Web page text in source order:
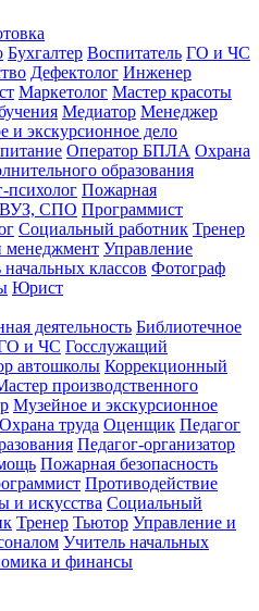
Бухгалтер Воспитатель ГО и ЧС
Дефектолог Инженер
Маркетолог Мастер красоты
Медиатор Менеджер
и экскурсионное дело
Оператор БПЛА Охрана
образования
психолог Пожарная
ВУЗ, СПО Программист
Социальный работник Тренер
менеджмент Управление
классов Фотограф
Юрист
деятельность Библиотечное
и ЧС Госслужащий
автошколы Коррекционный
производственного
Музейное и экскурсионное
Охрана труда Оценщик Педагог
Педагог-организатор
Пожарная безопасность
Противодействие
и искусства Социальный
Тренер Тьютор Управление и
Учитель начальных
и финансы